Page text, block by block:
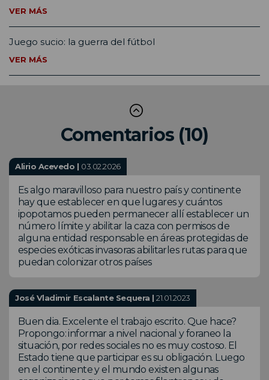
VER MÁS
Juego sucio: la guerra del fútbol
VER MÁS
Comentarios (10)
Alirio Acevedo | 03.02.2026
Es algo maravilloso para nuestro país y continente
hay que establecer en que lugares y cuántos
ipopotamos pueden permanecer allí establecer un
número límite y abilitar la caza con permisos de
alguna entidad responsable en áreas protegidas de
especies exóticas invasoras abilitarles rutas para que
puedan colonizar otros países
José Vladimir Escalante Sequera |21.01.2023
Buen dia. Excelente el trabajo escrito. Que hace?
Propongo: informar a nivel nacional y foraneo la
situación, por redes sociales no es muy costoso. El
Estado tiene que participar es su obligación. Luego
en el continente y el mundo existen algunas